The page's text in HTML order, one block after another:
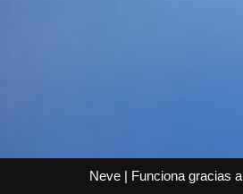
Neve| Funciona gracias a